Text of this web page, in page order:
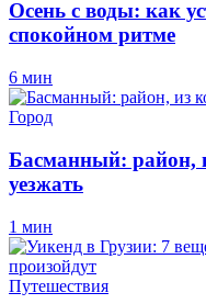
Осень с воды: как
спокойном ритме
6 мин
Город
Басманный: район,
уезжать
1 мин
Путешествия